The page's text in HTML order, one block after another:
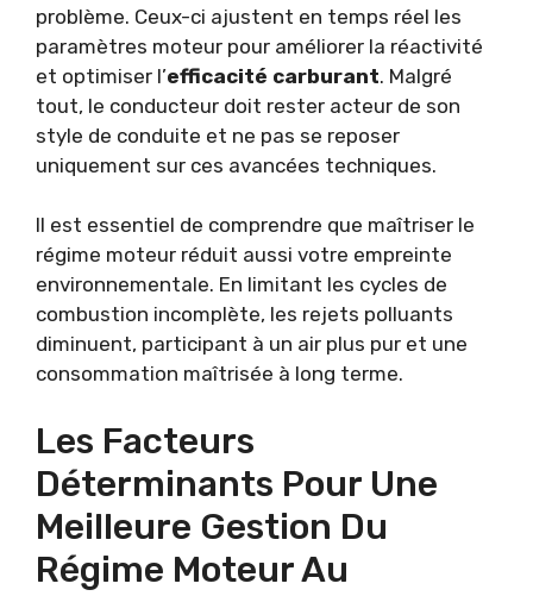
problème. Ceux-ci ajustent en temps réel les
paramètres moteur pour améliorer la réactivité
et optimiser l’efficacité carburant. Malgré
tout, le conducteur doit rester acteur de son
style de conduite et ne pas se reposer
uniquement sur ces avancées techniques.
Il est essentiel de comprendre que maîtriser le
régime moteur réduit aussi votre empreinte
environnementale. En limitant les cycles de
combustion incomplète, les rejets polluants
diminuent, participant à un air plus pur et une
consommation maîtrisée à long terme.
Les Facteurs
Déterminants Pour Une
Meilleure Gestion Du
Régime Moteur Au